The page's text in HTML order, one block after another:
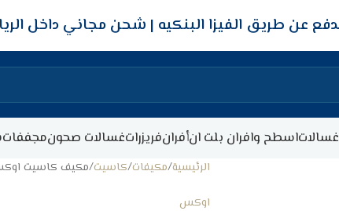
شحن مجاني داخل
غسالاتاسطح وافران بلت انأفرانفريزراتغسالات صحونمجففات
الرئيسية مكيفات كاسيت مكيف كاسيت اوكس 23000 وحدة – انفيرتر –
اوكس